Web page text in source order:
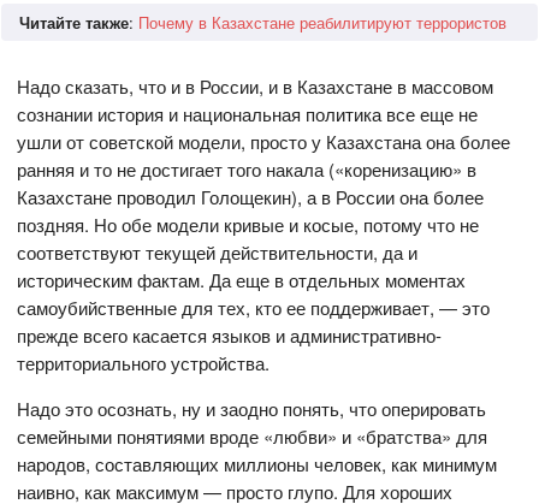
Читайте также: Почему в Казахстане реабилитируют террористов
Надо сказать, что и в России, и в Казахстане в массовом
сознании история и национальная политика все еще не
ушли от советской модели, просто у Казахстана она более
ранняя и то не достигает того накала («коренизацию» в
Казахстане проводил Голощекин), а в России она более
поздняя. Но обе модели кривые и косые, потому что не
соответствуют текущей действительности, да и
историческим фактам. Да еще в отдельных моментах
самоубийственные для тех, кто ее поддерживает, — это
прежде всего касается языков и административно-
территориального устройства.
Надо это осознать, ну и заодно понять, что оперировать
семейными понятиями вроде «любви» и «братства» для
народов, составляющих миллионы человек, как минимум
наивно, как максимум — просто глупо. Для хороших